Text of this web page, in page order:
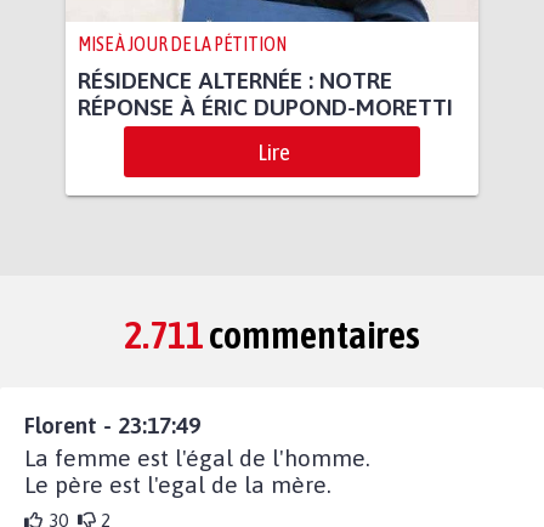
MISE À JOUR DE LA PÉTITION
RÉSIDENCE ALTERNÉE : NOTRE
RÉPONSE À ÉRIC DUPOND-MORETTI
Lire
2.711commentaires
Florent - 23:17:49
La femme est l'égal de l'homme.
Le père est l'egal de la mère.
30 2